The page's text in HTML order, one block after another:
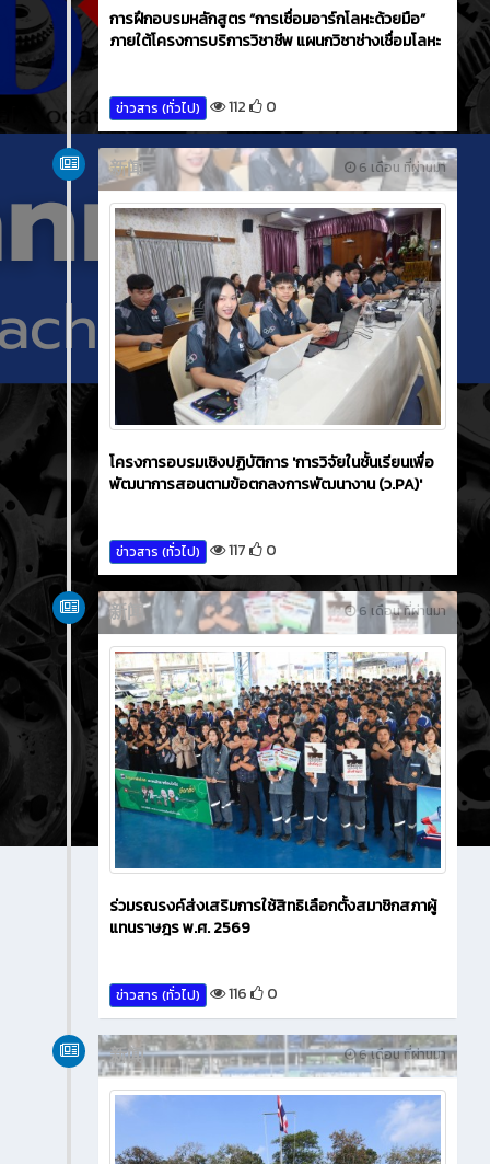
การฝึกอบรมหลักสูตร “การเชื่อมอาร์กโลหะด้วยมือ”
ภายใต้โครงการบริการวิชาชีพ แผนกวิชาช่างเชื่อมโลหะ
ข่าวสาร (ทั่วไป) 112 0
6 เดือน ที่ผ่านมา
新闻
โครงการอบรมเชิงปฏิบัติการ 'การวิจัยในชั้นเรียนเพื่อ
พัฒนาการสอนตามข้อตกลงการพัฒนางาน (ว.PA)'
ข่าวสาร (ทั่วไป) 117 0
6 เดือน ที่ผ่านมา
新闻
ร่วมรณรงค์ส่งเสริมการใช้สิทธิเลือกตั้งสมาชิกสภาผู้
แทนราษฎร พ.ศ. 2569
ข่าวสาร (ทั่วไป) 116 0
6 เดือน ที่ผ่านมา
新闻